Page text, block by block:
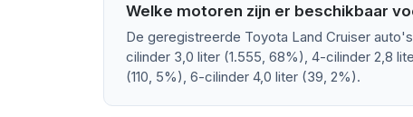
Welke motoren zijn er beschikbaar
De geregistreerde Toyota Land Cruiser
cilinder 3,0 liter (1.555, 68%), 4-cilinder 2,8
(110, 5%), 6-cilinder 4,0 liter (39, 2%).